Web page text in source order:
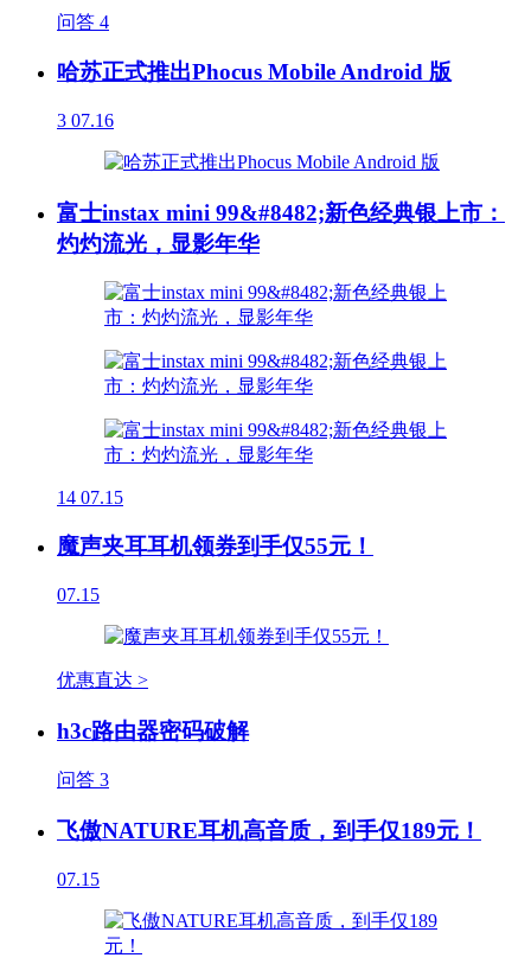
问答 4
哈苏正式推出Phocus Mobile Android 版
3 07.16
富士instax mini 99&#8482;新色经典银上市：
灼灼流光，显影年华
14 07.15
魔声夹耳耳机领券到手仅55元！
07.15
优惠直达 >
h3c路由器密码破解
问答 3
飞傲NATURE耳机高音质，到手仅189元！
07.15